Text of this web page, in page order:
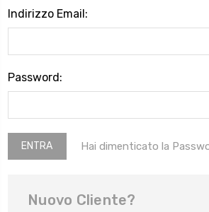
Indirizzo Email:
Password:
Hai dimenticato la
Nuovo Cliente?